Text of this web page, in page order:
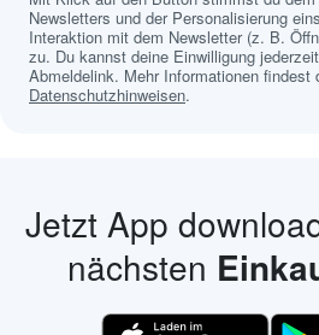
Newsletters und der Personalisierung
Interaktion mit dem Newsletter (z. B.
zu. Du kannst deine Einwilligung
Abmeldelink. Mehr Informationen findest
Datenschutzhinweisen.
Jetzt App
nächsten